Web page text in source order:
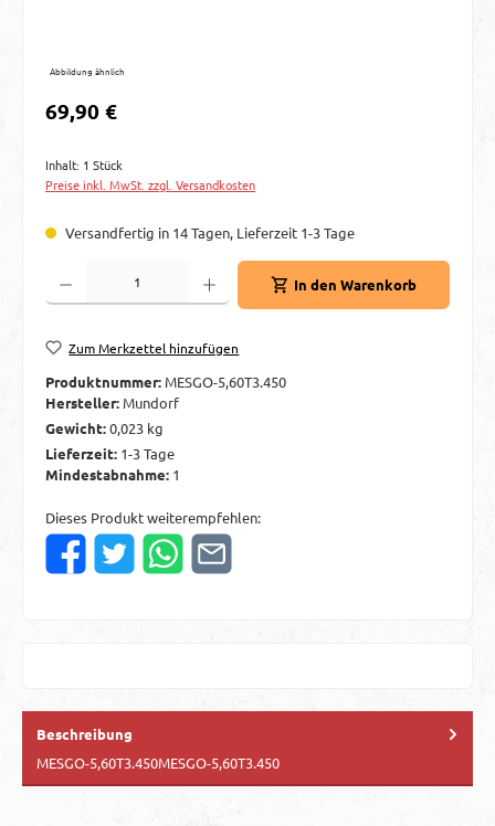
Abbildung ähnlich
Regulärer Preis:
69,90 €
Inhalt: 1 Stück
Preise inkl. MwSt. zzgl. Versandkosten
Versandfertig in 14 Tagen, Lieferzeit 1-3 Tage
Produkt Anzahl: Gib den gewünschten Wert ein oder benutze die Schaltflächen
In den Warenkorb
Zum Merkzettel hinzufügen
Produktnummer: MESGO-5,60T3.450
Hersteller: Mundorf
Gewicht:0,023 kg
Lieferzeit: 1-3 Tage
Mindestabnahme: 1
Dieses Produkt weiterempfehlen:
Beschreibung
MESGO-5,60T3.450MESGO-5,60T3.450